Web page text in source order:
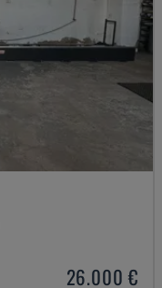
26.000 €